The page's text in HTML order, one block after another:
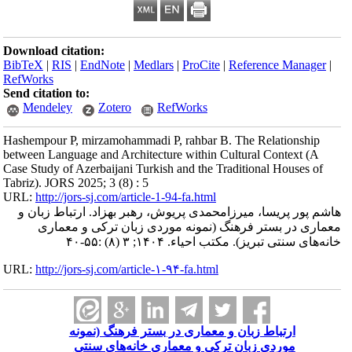
Download citation:
BibTeX|RIS|EndNote| Medlars| ProCite|Reference
RefWorks
Send citation to:
Mendeley
Zotero RefWorks
Hashempour P, mirzamohammadi P, rahbar B. The
between Language and Architecture within Cultural Context
Case Study of Azerbaijani Turkish and the Traditional
Tabriz). JORS 2025; 3 (8) : 5
URL:http://jors-sj.com/article-1-94-fa.html
پریسا، میرزامحمدی پریوش، رهبر بهزاد. ارتباط زبان و
در بستر فرهنگ (نمونه موردی زبان ترکی و معماری
تبریز). مکتب احیاء. ۱۴۰۴; ۳ (۸) :۵۵-۴۰
URL:http://jors-sj.com/article-۱-۹۴-fa.html
ارتباط زبان و معماری در بستر فرهنگ (نمونه
موردی زبان ترکی و معماری خانه‌های سنتی